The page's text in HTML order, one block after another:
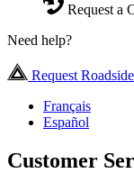
Request a
Need help?
Request
Français
Español
Customer